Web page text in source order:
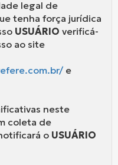
legal de
tenha força jurídica
USUÁRIO verificá-
ao site
e
neste
coleta de
o USUÁRIO